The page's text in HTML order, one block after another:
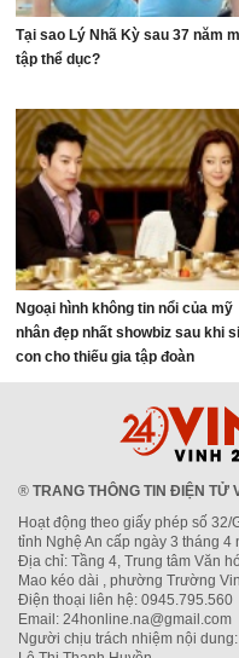
Tại sao Lý Nhã Kỳ sau 37 năm
tập thể dục?
Ngoại hình không tin nổi của mỹ
nhân đẹp nhất showbiz sau khi
con cho thiếu gia tập đoàn
® TRANG THÔNG TIN ĐIỆN TỬ
Hoạt động theo giấy phép số 32/
tỉnh Nghệ An cấp ngày 3 tháng 4
Địa chỉ: Tầng 4, Trung tâm Văn
Mao kéo dài , phường Trường
Điện thoại liên hệ: 0945.795.560
Email: 24honline.na@gmail.com
Người chịu trách nhiệm nội dung: